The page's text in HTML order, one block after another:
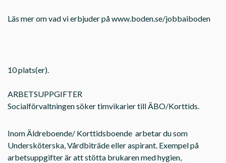
Läs mer om vad vi erbjuder på www.boden.se/jobbaiboden
10 plats(er).
ARBETSUPPGIFTER
Socialförvaltningen söker timvikarier till ÄBO/Korttids.
Inom Äldreboende/ Korttidsboende arbetar du som
Undersköterska, Vårdbiträde eller aspirant. Exempel på
arbetsuppgifter är att stötta brukaren med hygien,